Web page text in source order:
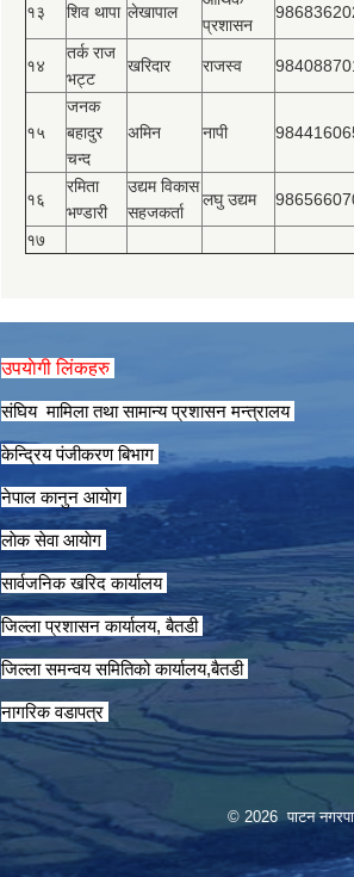
१३ शिव थापा लेखापाल
प्रशासन
१४
तर्क राज
भट्ट
खरिदार राजस्‍व
१५
जनक
बहादुर
चन्द
अमिन नापी
१६
रमिता
भण्डारी
उद्यम विकास
सहजकर्ता
लघु उद्यम
१७
उपयाेगी लिंकहरु
संघिय मामिला तथा सामान्य प्रशासन मन्त्रालय
केन्द्रिय पंजीकरण बिभाग
नेपाल कानुन आयाेग
लाेक सेवा आयाेग
सार्वजनिक खरिद कार्यालय
जिल्ला प्रशासन कार्यालय, बैतडी
जिल्ला समन्वय समितिको कार्यालय,बैतडी
नागरिक वडापत्र
© 2026 पाटन